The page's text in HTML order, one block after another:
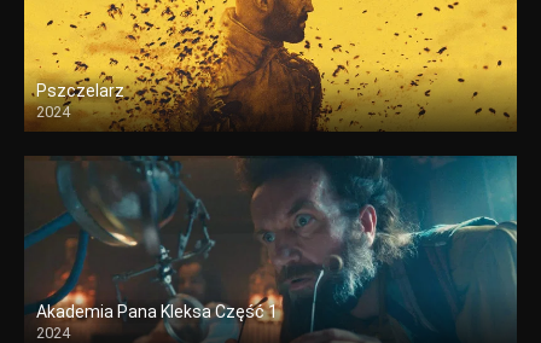
Pszczelarz
2024
Akademia Pana Kleksa Część 1
2024